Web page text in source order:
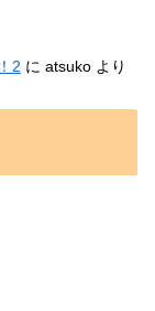
2 に atsuko より